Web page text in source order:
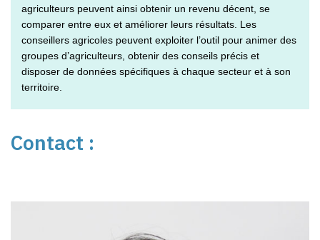
agriculteurs peuvent ainsi obtenir un revenu décent, se
comparer entre eux et améliorer leurs résultats. Les
conseillers agricoles peuvent exploiter l’outil pour animer des
groupes d’agriculteurs, obtenir des conseils précis et
disposer de données spécifiques à chaque secteur et à son
territoire.
Contact :